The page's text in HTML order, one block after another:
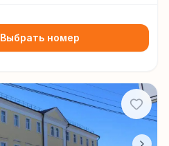
Выбрать номер